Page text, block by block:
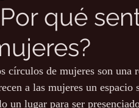
Herbolaria
Consciencia
qué
círculos de mujeres son una
a las mujeres un
un lugar para ser